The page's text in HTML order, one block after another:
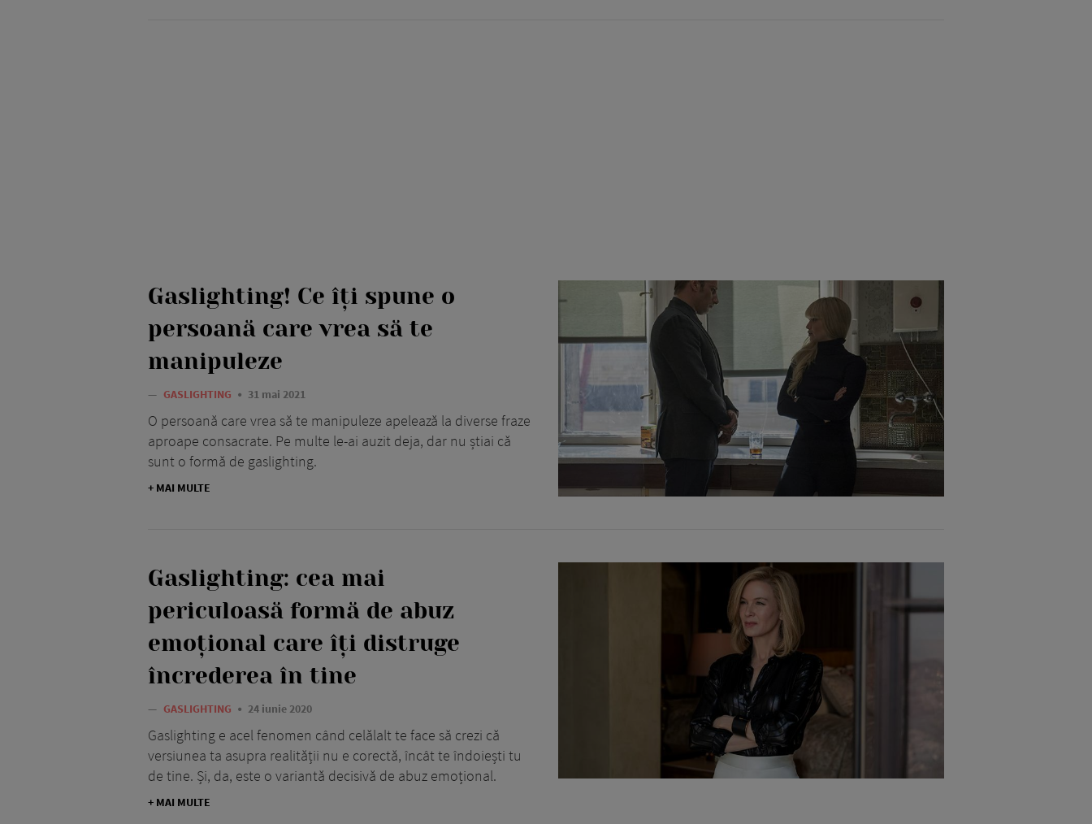
Gaslighting! Ce îți spune o
persoană care vrea să te
manipuleze
— GASLIGHTING 31 mai 2021
O persoană care vrea să te manipuleze apelează la diverse fraze
aproape consacrate. Pe multe le-ai auzit deja, dar nu știai că
sunt o formă de gaslighting.
+ MAI MULTE
Gaslighting: cea mai
periculoasă formă de abuz
emoțional care îți distruge
încrederea în tine
— GASLIGHTING 24 iunie 2020
Gaslighting e acel fenomen când celălalt te face să crezi că
versiunea ta asupra realității nu e corectă, încât te îndoiești tu
de tine. Și, da, este o variantă decisivă de abuz emoțional.
+ MAI MULTE